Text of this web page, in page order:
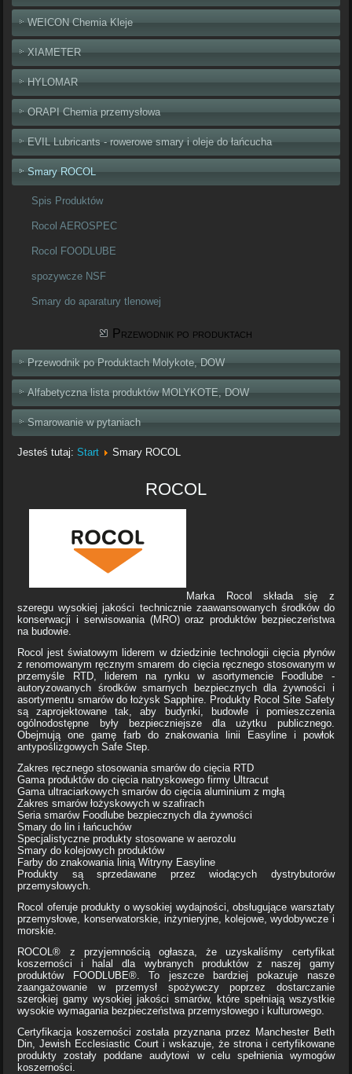
WEICON Chemia Kleje
XIAMETER
HYLOMAR
ORAPI Chemia przemysłowa
EVIL Lubricants - rowerowe smary i oleje do łańcucha
Smary ROCOL
Spis Produktów
Rocol AEROSPEC
Rocol FOODLUBE
spozywcze NSF
Smary do aparatury tlenowej
Przewodnik po produktach
Przewodnik po Produktach Molykote, DOW
Alfabetyczna lista produktów MOLYKOTE, DOW
Smarowanie w pytaniach
Jesteś tutaj:Start Smary ROCOL
ROCOL
Marka Rocol składa się z
szeregu wysokiej jakości technicznie zaawansowanych środków do
konserwacji i serwisowania (MRO) oraz produktów bezpieczeństwa
na budowie.
Rocol jest światowym liderem w dziedzinie technologii cięcia płynów
z renomowanym ręcznym smarem do cięcia ręcznego stosowanym w
przemyśle RTD, liderem na rynku w asortymencie Foodlube -
autoryzowanych środków smarnych bezpiecznych dla żywności i
asortymentu smarów do łożysk Sapphire. Produkty Rocol Site Safety
są zaprojektowane tak, aby budynki, budowle i pomieszczenia
ogólnodostępne były bezpieczniejsze dla użytku publicznego.
Obejmują one gamę farb do znakowania linii Easyline i powłok
antypoślizgowych Safe Step.
Zakres ręcznego stosowania smarów do cięcia RTD
Gama produktów do cięcia natryskowego firmy Ultracut
Gama ultraciarkowych smarów do cięcia aluminium z mgłą
Zakres smarów łożyskowych w szafirach
Seria smarów Foodlube bezpiecznych dla żywności
Smary do lin i łańcuchów
Specjalistyczne produkty stosowane w aerozolu
Smary do kolejowych produktów
Farby do znakowania linią Witryny Easyline
Produkty są sprzedawane przez wiodących dystrybutorów
przemysłowych.
Rocol oferuje produkty o wysokiej wydajności, obsługujące warsztaty
przemysłowe, konserwatorskie, inżynieryjne, kolejowe, wydobywcze i
morskie.
ROCOL® z przyjemnością ogłasza, że ​​uzyskaliśmy certyfikat
koszerności i halal dla wybranych produktów z naszej gamy
produktów FOODLUBE®. To jeszcze bardziej pokazuje nasze
zaangażowanie w przemysł spożywczy poprzez dostarczanie
szerokiej gamy wysokiej jakości smarów, które spełniają wszystkie
wysokie wymagania bezpieczeństwa przemysłowego i kulturowego.
Certyfikacja koszerności została przyznana przez Manchester Beth
Din, Jewish Ecclesiastic Court i wskazuje, że strona i certyfikowane
produkty zostały poddane audytowi w celu spełnienia wymogów
koszerności.